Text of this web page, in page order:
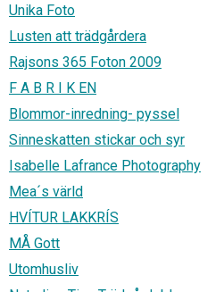
Unika Foto
Lusten att trädgårdera
Rajsons 365 Foton 2009
F A B R I K EN
Blommor-inredning- pyssel
Sinneskatten stickar och syr
Isabelle Lafrance Photography
Mea´s värld
HVÍTUR LAKKRÍS
MÅ Gott
Utomhusliv